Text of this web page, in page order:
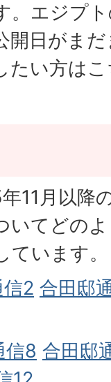
。エジプ
開日がま
たい方は
11月以降
いてどの
います。
2 合田邸
信8 合田邸